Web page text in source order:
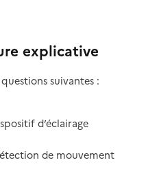
explicative
suivantes :
d’éclairage
de mouvement